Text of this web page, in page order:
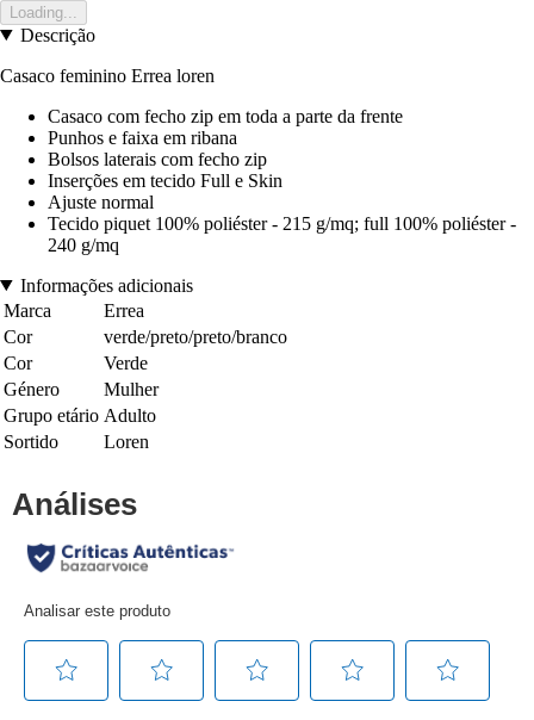
Loading...
Descrição
Casaco feminino Errea loren
Casaco com fecho zip em toda a parte da frente
Punhos e faixa em ribana
Bolsos laterais com fecho zip
Inserções em tecido Full e Skin
Ajuste normal
Tecido piquet 100% poliéster - 215 g/mq; full 100% poliéster -
240 g/mq
Informações adicionais
Marca
Errea
Cor
verde/preto/preto/branco
Cor
Verde
Género
Mulher
Grupo etário Adulto
Sortido
Loren